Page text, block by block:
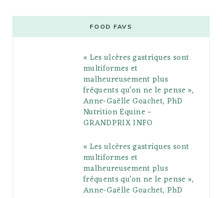
b
t
g
l
e
P
l
s
t
a
g
r
a
m
e
r
e
s
o
l
r
FOOD FAVS
« Les ulcères gastriques sont
multiformes et
malheureusement plus
fréquents qu’on ne le pense »,
Anne-Gaëlle Goachet, PhD
Nutrition Equine –
GRANDPRIX INFO
« Les ulcères gastriques sont
multiformes et
malheureusement plus
fréquents qu’on ne le pense »,
Anne-Gaëlle Goachet, PhD